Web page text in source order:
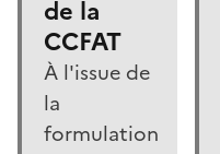
de la
CCFAT
À l'issue de
la
formulation